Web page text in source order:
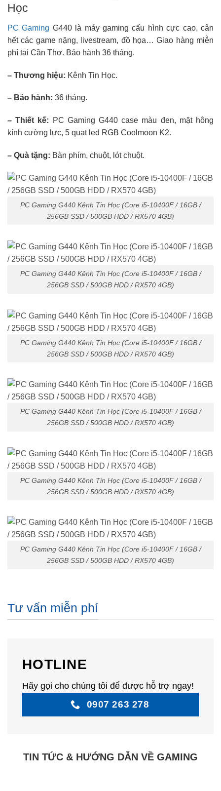
Học
PC Gaming G440 là máy gaming cấu hình cực cao, cân
hết các game nặng, livestream, đồ họa… Giao hàng miễn
phí tại Cần Thơ. Bảo hành 36 tháng.
– Thương hiệu: Kênh Tin Học.
– Bảo hành: 36 tháng.
– Thiết kế:
PC Gaming G440 case màu đen, mặt hông
kính cường lực, 5 quạt led RGB Coolmoon K2.
– Quà tặng: Bàn phím, chuột, lót chuột.
PC Gaming G440 Kênh Tin Học (Core i5-10400F / 16GB /
256GB SSD / 500GB HDD / RX570 4GB)
PC Gaming G440 Kênh Tin Học (Core i5-10400F / 16GB /
256GB SSD / 500GB HDD / RX570 4GB)
PC Gaming G440 Kênh Tin Học (Core i5-10400F / 16GB /
256GB SSD / 500GB HDD / RX570 4GB)
PC Gaming G440 Kênh Tin Học (Core i5-10400F / 16GB /
256GB SSD / 500GB HDD / RX570 4GB)
PC Gaming G440 Kênh Tin Học (Core i5-10400F / 16GB /
256GB SSD / 500GB HDD / RX570 4GB)
PC Gaming G440 Kênh Tin Học (Core i5-10400F / 16GB /
256GB SSD / 500GB HDD / RX570 4GB)
Tư vấn miễn phí
HOTLINE
Hãy gọi cho chúng tôi để được hỗ trợ ngay!
0907 263 278
TIN TỨC & HƯỚNG DẪN VỀ GAMING